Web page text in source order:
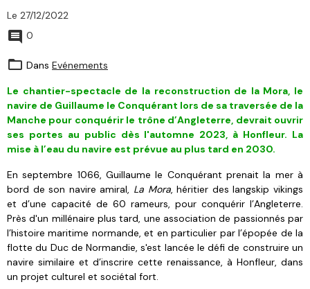
Le 27/12/2022
0
Dans Evénements
Le chantier-spectacle de la reconstruction de la Mora, le
navire de Guillaume le Conquérant lors de sa traversée de la
Manche pour conquérir le trône d’Angleterre, devrait ouvrir
ses portes au public dès l'automne 2023, à Honfleur. La
mise à l’eau du navire est prévue au plus tard en 2030.
En septembre 1066, Guillaume le Conquérant prenait la mer à
bord de son navire amiral, La Mora, héritier des langskip vikings
et d’une capacité de 60 rameurs, pour conquérir l’Angleterre.
Près d'un millénaire plus tard, une association de passionnés par
l’histoire maritime normande, et en particulier par l’épopée de la
flotte du Duc de Normandie, s'est lancée le défi de construire un
navire similaire et d’inscrire cette renaissance, à Honfleur, dans
un projet culturel et sociétal fort.